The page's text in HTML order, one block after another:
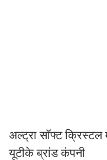
अल्ट्रा सॉफ्ट
यूटीके ब्रांड कंपनी